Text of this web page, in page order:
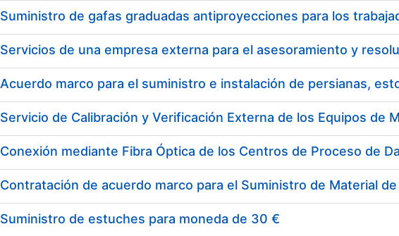
Show/Hide
Acuerdo marco para el suministro e instalación de persianas,
Suministro de estuches para moneda de 30 €